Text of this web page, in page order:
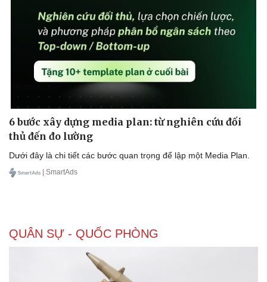
6 bước xây dựng media plan: từ nghiên cứu đối
thủ đến đo lường
Dưới đây là chi tiết các bước quan trọng để lập một Media Plan.
| SmartAds
QUÂN SỰ - QUỐC PHÒNG